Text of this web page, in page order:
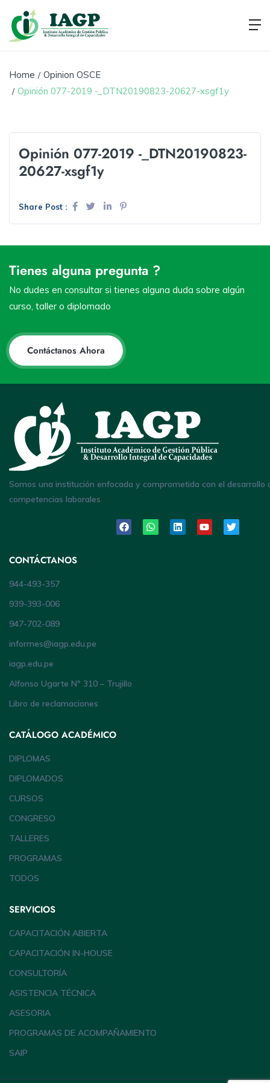
Home
Opinion OSCE
Opinión 077-2019 -_DTN20190823-20627-xsgf1y
Opinión 077-2019 -_DTN20190823-
20627-xsgf1y
Share Post :
Tienes alguna pregunta ?
No dudes en consultar si tienes alguna duda sobre algún
curso, taller o diplomado
Contáctanos Ahora
Somos una institución enfocada y comprometida con el desarrollo
competencias laborales
CONTÁCTANOS
944-493-357
939-393-006
947-702-089
informes@iagp.edu.pe
iagp.edu.pe
Alfonso Ugarte Nº 310 – Trujillo
Libro de reclamaciones
CATÁLOGO ACADÉMICO
DIPLOMAS
DIPLOMADOS
CURSOS
CONGRESO
TALLERES
PROGRAMAS
TODOS
SERVICIOS
CAPACITACIÓN ABIERTA
CAPACITACIÓN IN-HOUSE
CONSULTORÍA
ASISTENCIA TÉCNICA
ASESORIA
PROGRAMAS DE ACOMPAÑAMIENTO
SAIP